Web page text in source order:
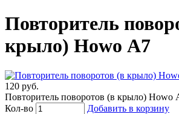
Повторитель
крыло) Howo А7
120 руб.
Повторитель поворотов (в крыло) Howo
Кол-во
Добавить в корзину